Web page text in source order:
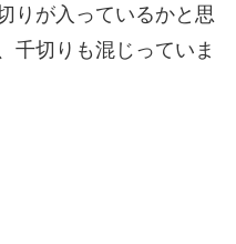
りが入っているかと思
千切りも混じっていま